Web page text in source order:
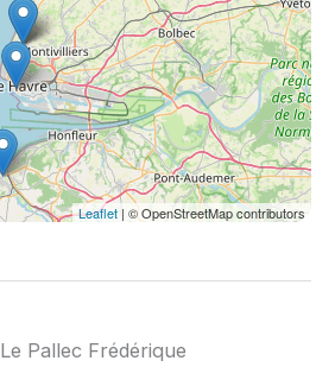
Leaflet | © OpenStreetMap contributors
Le Pallec Frédérique